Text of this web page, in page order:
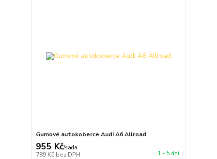
Gumové autokoberce Audi A6 Allroad
955 Kč/sada
789 Kč bez DPH 1 - 5 dní